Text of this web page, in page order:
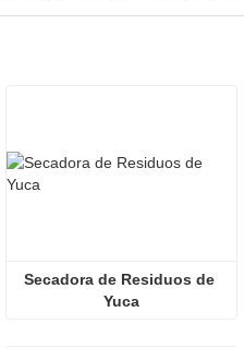
Secadora de Residuos de
Yuca